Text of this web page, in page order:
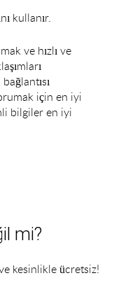
kullanır.
ve hızlı ve
için en iyi
bilgiler en iyi
mi?
kesinlikle ücretsiz!